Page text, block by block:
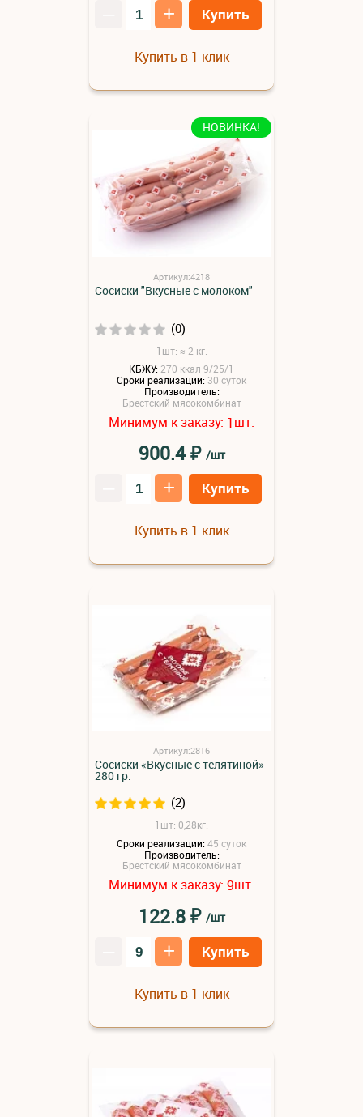
+ Купить
Купить в 1 клик
НОВИНКА!
Артикул:4218
Сосиски "Вкусные с молоком"
(0)
1шт: ≈ 2 кг.
КБЖУ:270 ккал 9/25/1
Сроки реализации: 30 суток
Производитель:
Брестский мясокомбинат
Минимум к заказу: 1шт.
900.4₽ /шт
+ Купить
Купить в 1 клик
Артикул:2816
Сосиски «Вкусные с телятиной»
280 гр.
(2)
1шт: 0,28кг.
Сроки реализации:45 суток
Производитель:
Брестский мясокомбинат
Минимум к заказу: 9шт.
122.8₽ /шт
+ Купить
Купить в 1 клик